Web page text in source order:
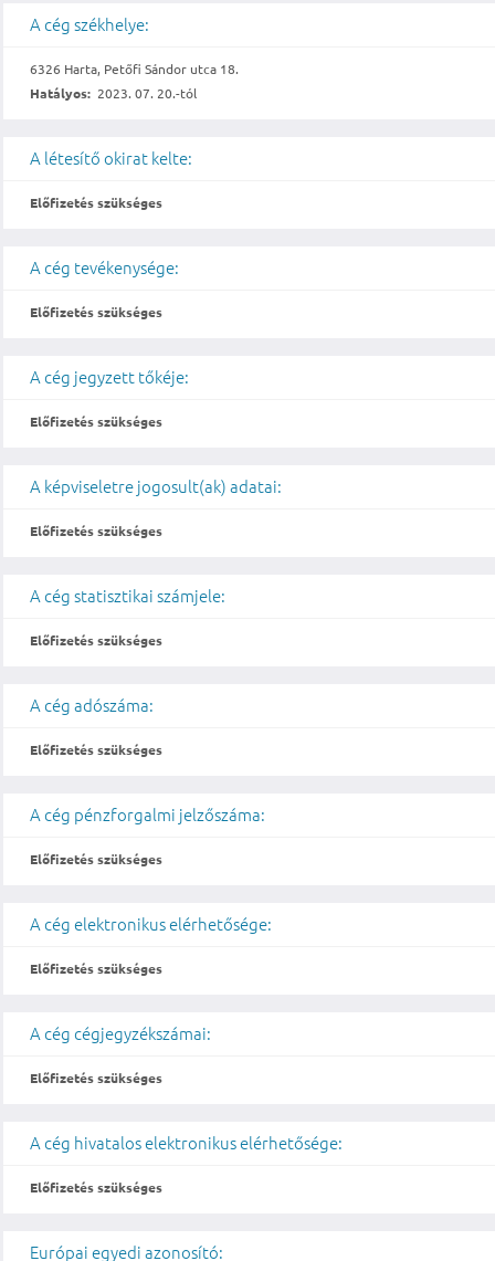
A cég székhelye:
6326 Harta, Petőfi Sándor utca 18.
Hatályos: 2023. 07. 20.-tól
A létesítő okirat kelte:
Előfizetés szükséges
A cég tevékenysége:
Előfizetés szükséges
A cég jegyzett tőkéje:
Előfizetés szükséges
A képviseletre jogosult(ak) adatai:
Előfizetés szükséges
A cég statisztikai számjele:
Előfizetés szükséges
A cég adószáma:
Előfizetés szükséges
A cég pénzforgalmi jelzőszáma:
Előfizetés szükséges
A cég elektronikus elérhetősége:
Előfizetés szükséges
A cég cégjegyzékszámai:
Előfizetés szükséges
A cég hivatalos elektronikus elérhetősége:
Előfizetés szükséges
Európai egyedi azonosító: